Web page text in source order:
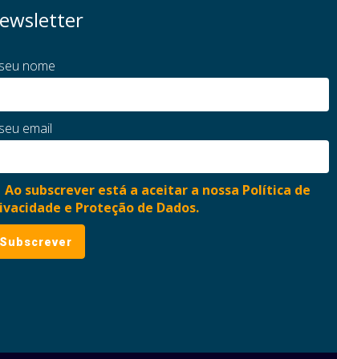
nome
email
Ao subscrever está a aceitar a nossa Política de
e Proteção de Dados.